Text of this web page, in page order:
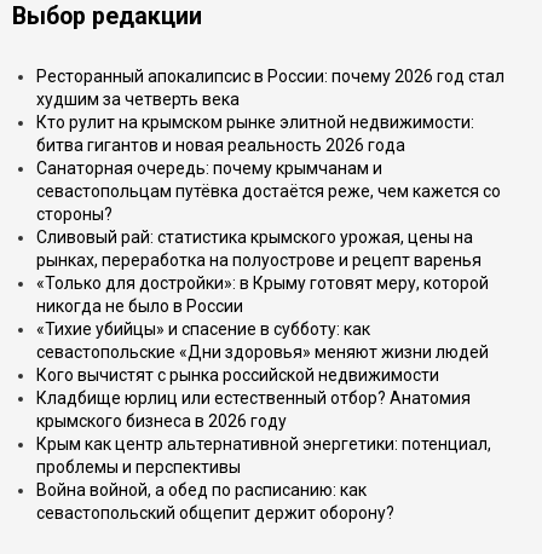
Выбор редакции
Ресторанный апокалипсис в России: почему 2026 год стал
худшим за четверть века
Кто рулит на крымском рынке элитной недвижимости:
битва гигантов и новая реальность 2026 года
Санаторная очередь: почему крымчанам и
севастопольцам путёвка достаётся реже, чем кажется со
стороны?
Сливовый рай: статистика крымского урожая, цены на
рынках, переработка на полуострове и рецепт варенья
«Только для достройки»: в Крыму готовят меру, которой
никогда не было в России
«Тихие убийцы» и спасение в субботу: как
севастопольские «Дни здоровья» меняют жизни людей
Кого вычистят с рынка российской недвижимости
Кладбище юрлиц или естественный отбор? Анатомия
крымского бизнеса в 2026 году
Крым как центр альтернативной энергетики: потенциал,
проблемы и перспективы
Война войной, а обед по расписанию: как
севастопольский общепит держит оборону?